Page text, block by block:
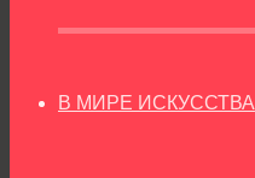
В МИРЕ ИСКУССТВА